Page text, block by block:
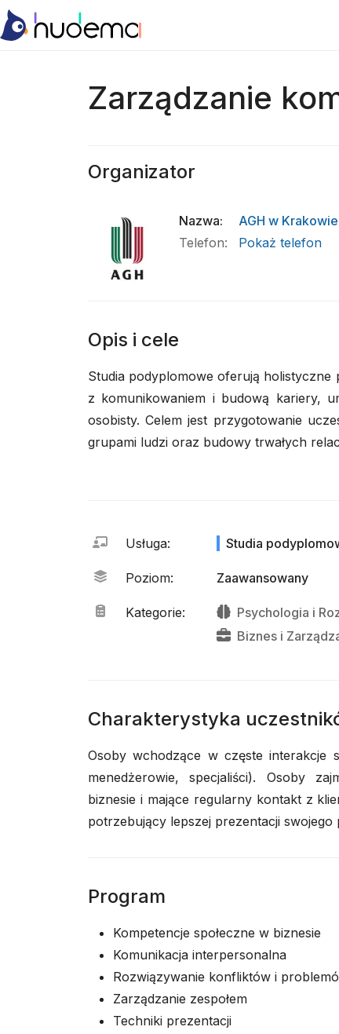
Zarządzanie
Organizator
Nazwa:
AGH w Krakowie
Telefon: Pokaż telefon
Opis i cele
Studia podyplomowe oferują holistyczne
z komunikowaniem i budową kariery,
osobisty. Celem jest przygotowanie
grupami ludzi oraz budowy trwałych
Usługa: Studia
Poziom: Zaawansowany
Kategorie: Psychologia i
Biznes i
Charakterystyka
Osoby wchodzące w częste interakcje
menedżerowie, specjaliści). Osoby
biznesie i mające regularny kontakt z
potrzebujący lepszej prezentacji swojego
Program
Kompetencje społeczne w biznesie
Komunikacja interpersonalna
Rozwiązywanie konfliktów i
Zarządzanie zespołem
Techniki prezentacji